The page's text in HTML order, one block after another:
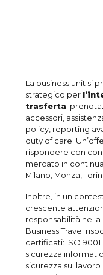
La business unit si
strategico per
trasferta:
accessori,
policy, reporting
duty of care.
rispondere con
mercato in
Milano, Monza,
Inoltre, in un
crescente
responsabilità
Business Travel
certificati: ISO 9001
sicurezza
sicurezza sul lavoro